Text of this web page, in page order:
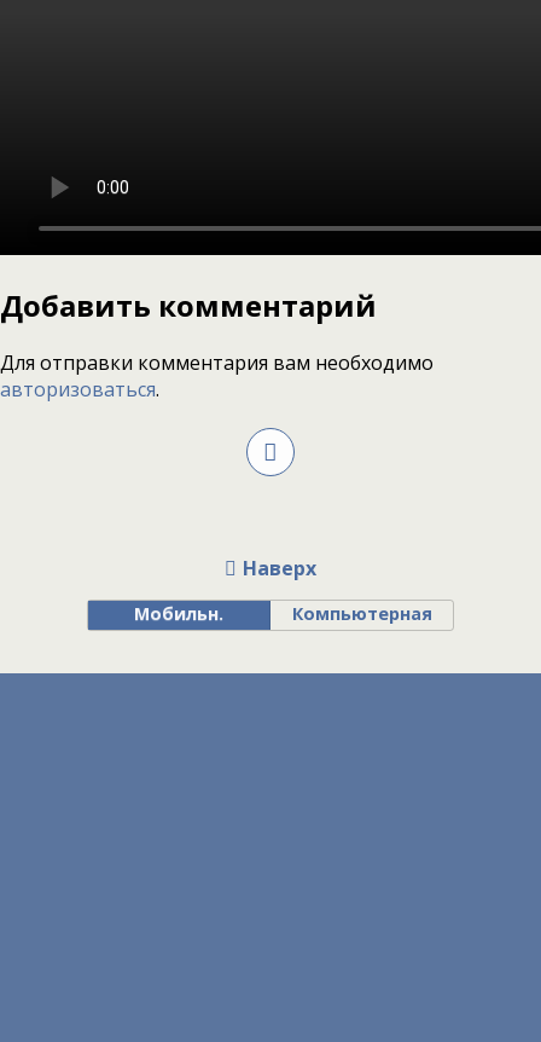
Добавить комментарий
Для отправки комментария вам необходимо
авторизоваться.
Наверх
Мобильн. Компьютерная